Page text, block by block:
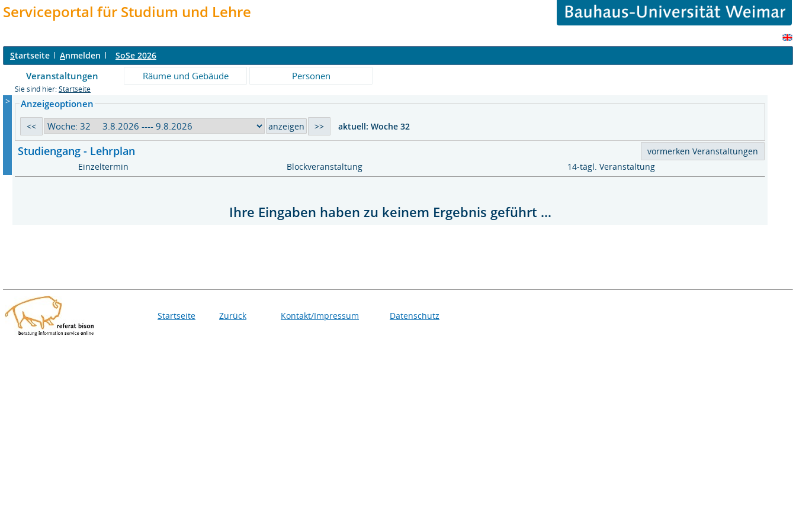
Serviceportal für Studium und Lehre
Startseite Anmelden SoSe 2026
Veranstaltungen Räume und Gebäude Personen
Sie sind hier: Startseite
> Anzeigeoptionen
aktuell: Woche 32
Studiengang - Lehrplan
Einzeltermin Blockveranstaltung 14-tägl. Veranstaltung
Ihre Eingaben haben zu keinem Ergebnis geführt ...
Startseite Zurück Kontakt/Impressum Datenschutz